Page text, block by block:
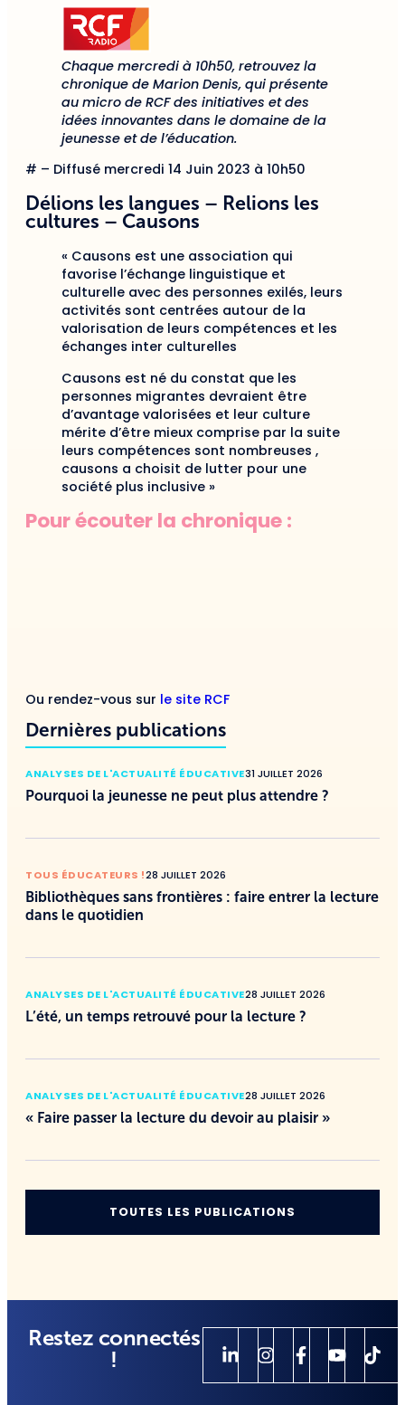
Chaque mercredi à 10h50, retrouvez la
chronique de Marion Denis, qui présente
au micro de RCF des initiatives et des
idées innovantes dans le domaine de la
jeunesse et de l’éducation.
# – Diffusé mercredi 14 Juin 2023 à 10h50
Délions les langues – Relions les
cultures – Causons
« Causons est une association qui
favorise l’échange linguistique et
culturelle avec des personnes exilés, leurs
activités sont centrées autour de la
valorisation de leurs compétences et les
échanges inter culturelles
Causons est né du constat que les
personnes migrantes devraient être
d’avantage valorisées et leur culture
mérite d’être mieux comprise par la suite
leurs compétences sont nombreuses ,
causons a choisit de lutter pour une
société plus inclusive »
Pour écouter la chronique :
Ou rendez-vous sur le site RCF
Dernières publications
ANALYSES DE L'ACTUALITÉ ÉDUCATIVE31 JUILLET 2026
Pourquoi la jeunesse ne peut plus attendre ?
TOUS ÉDUCATEURS !28 JUILLET 2026
Bibliothèques sans frontières : faire entrer la lecture
dans le quotidien
ANALYSES DE L'ACTUALITÉ ÉDUCATIVE28 JUILLET 2026
L’été, un temps retrouvé pour la lecture ?
ANALYSES DE L'ACTUALITÉ ÉDUCATIVE28 JUILLET 2026
« Faire passer la lecture du devoir au plaisir »
TOUTES LES PUBLICATIONS
Restez connectés
!